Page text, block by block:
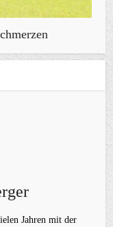
Jahren mit der